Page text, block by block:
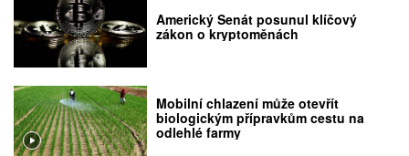
Americký Senát posunul klíčový
zákon o kryptoměnách
Mobilní chlazení může otevřít
biologickým přípravkům cestu na
odlehlé farmy